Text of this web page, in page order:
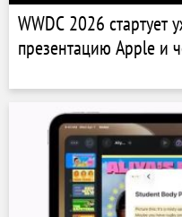
WWDC 2026 стартует
презентацию Apple и